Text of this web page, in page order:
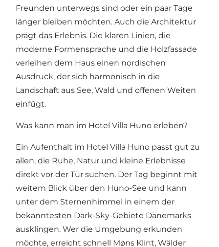
Freunden unterwegs sind oder ein paar Tage
länger bleiben möchten. Auch die Architektur
prägt das Erlebnis. Die klaren Linien, die
moderne Formensprache und die Holzfassade
verleihen dem Haus einen nordischen
Ausdruck, der sich harmonisch in die
Landschaft aus See, Wald und offenen Weiten
einfügt.
Was kann man im Hotel Villa Huno erleben?
Ein Aufenthalt im Hotel Villa Huno passt gut zu
allen, die Ruhe, Natur und kleine Erlebnisse
direkt vor der Tür suchen. Der Tag beginnt mit
weitem Blick über den Huno-See und kann
unter dem Sternenhimmel in einem der
bekanntesten Dark-Sky-Gebiete Dänemarks
ausklingen. Wer die Umgebung erkunden
möchte, erreicht schnell Møns Klint, Wälder